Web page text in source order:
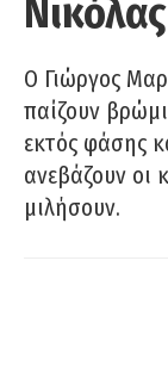
Ο Γιώργος
παίζουν
εκτός φάσης
ανεβάζουν οι
μιλήσουν.